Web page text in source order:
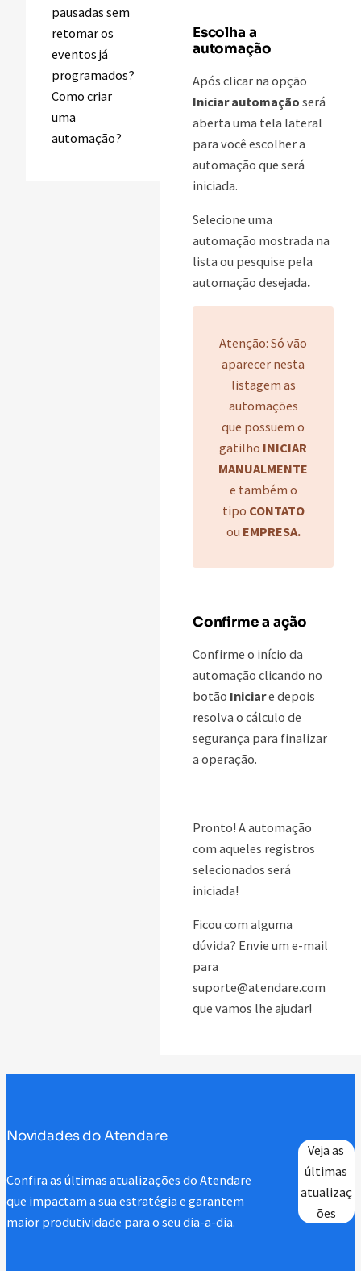
pausadas sem
retomar os
eventos já
programados?
Como criar
uma
automação?
Escolha a
automação
Após clicar na opção
Iniciar automação será
aberta uma tela lateral
para você escolher a
automação que será
iniciada.
Selecione uma
automação mostrada na
lista ou pesquise pela
automação desejada.
Atenção: Só vão
aparecer nesta
listagem as
automações
que possuem o
gatilho INICIAR
MANUALMENTE
e também o
tipo CONTATO
ou EMPRESA.
Confirme a ação
Confirme o início da
automação clicando no
botão Iniciare depois
resolva o cálculo de
segurança para finalizar
a operação.
Pronto! A automação
com aqueles registros
selecionados será
iniciada!
Ficou com alguma
dúvida? Envie um e-mail
para
suporte@atendare.com
que vamos lhe ajudar!
Novidades do Atendare
Confira as últimas atualizações do Atendare
que impactam a sua estratégia e garantem
maior produtividade para o seu dia-a-dia.
Veja as
últimas
atualizaç
ões